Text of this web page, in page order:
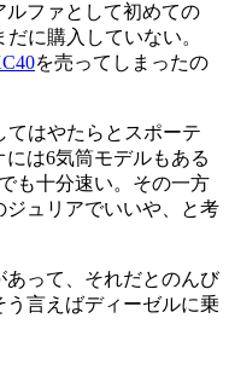
ファとして初めての
に購入していない。
を売ってしまったの
はやたらとスポーテ
は6気筒モデルもある
も十分速い。その一方
ュリアでいいや、と考
って、それだとのんび
う言えばディーゼルに乗